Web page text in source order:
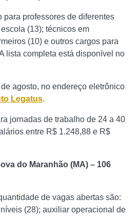
para professores de diferentes
(13); técnicos em
(10) e outros cargos para
lista completa está disponível no
agosto, no endereço eletrônico
Legatus.
jornadas de trabalho de 24 a 40
entre R$ 1.248,88 e R$
do Maranhão (MA) – 106
de vagas abertas são:
(28); auxiliar operacional de